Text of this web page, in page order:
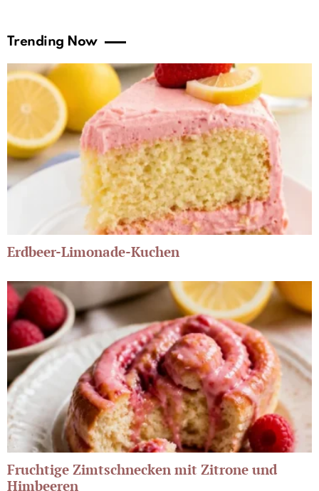
Trending Now
Erdbeer-Limonade-Kuchen
Fruchtige Zimtschnecken mit Zitrone und
Himbeeren